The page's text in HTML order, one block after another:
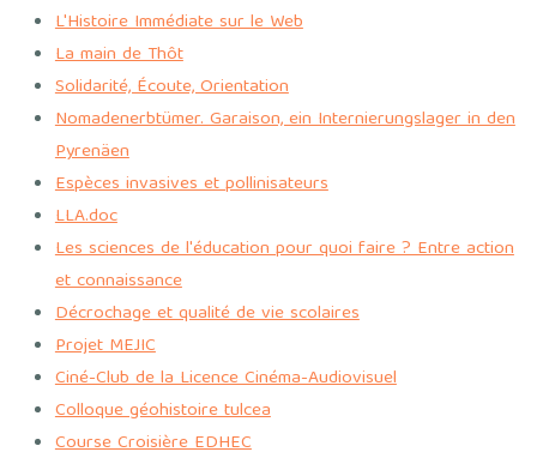
L'Histoire Immédiate sur le Web
La main de Thôt
Solidarité, Écoute, Orientation
Nomadenerbtümer. Garaison, ein Internierungslager in den
Pyrenäen
Espèces invasives et pollinisateurs
LLA.doc
Les sciences de l'éducation pour quoi faire ? Entre action
et connaissance
Décrochage et qualité de vie scolaires
Projet MEJIC
Ciné-Club de la Licence Cinéma-Audiovisuel
Colloque géohistoire tulcea
Course Croisière EDHEC